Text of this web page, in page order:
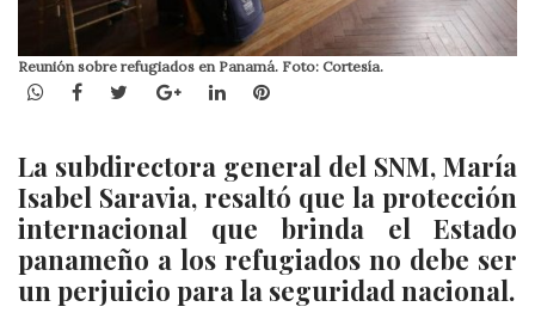
Reunión sobre refugiados en Panamá. Foto: Cortesía.
WhatsApp
Facebook
TwitterGoogle+LinkedInPinterest
La subdirectora general del SNM, María
Isabel Saravia, resaltó que la protección
internacional que brinda el Estado
panameño a los refugiados no debe ser
un perjuicio para la seguridad nacional.